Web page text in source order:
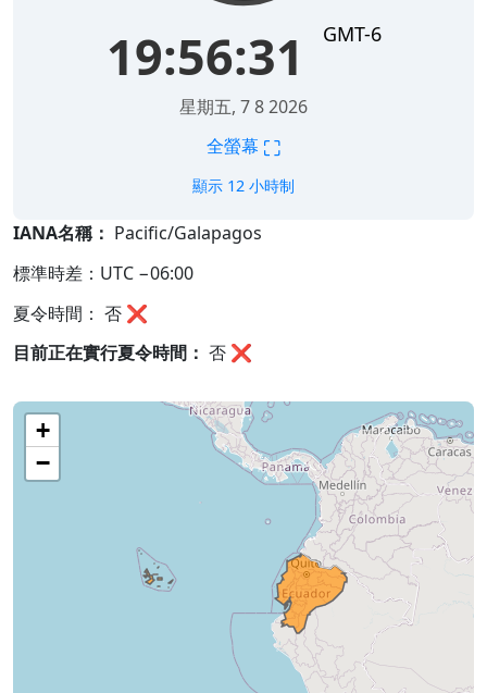
19:56:31 GMT-6
星期五, 7 8 2026
全螢幕 ⛶
顯示 12 小時制
IANA名稱： Pacific/Galapagos
標準時差：UTC −06:00
夏令時間： 否 ❌
目前正在實行夏令時間： 否 ❌
+
−